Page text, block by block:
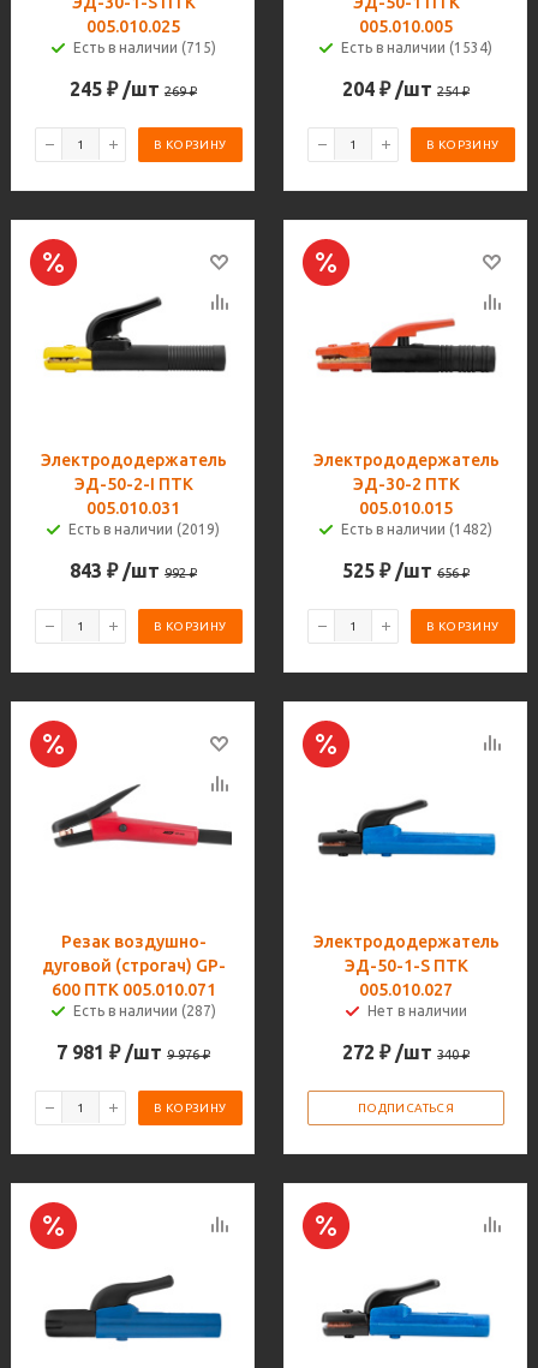
005.010.025
Есть в наличии (715)
245 ₽ /шт 269₽
В КОРЗИНУ
005.010.005
Есть в наличии (1534)
204 ₽ /шт 254₽
В КОРЗИНУ
Электрододержатель
ЭД-50-2-I ПТК
005.010.031
Есть в наличии (2019)
843 ₽ /шт 992₽
В КОРЗИНУ
Электрододержатель
ЭД-30-2 ПТК
005.010.015
Есть в наличии (1482)
525 ₽ /шт 656₽
В КОРЗИНУ
Резак воздушно-
дуговой (строгач) GP-
600 ПТК 005.010.071
Есть в наличии (287)
7 981 ₽ /шт 9 976₽
В КОРЗИНУ
Электрододержатель
ЭД-50-1-S ПТК
005.010.027
Нет в наличии
272 ₽ /шт 340₽
ПОДПИСАТЬСЯ